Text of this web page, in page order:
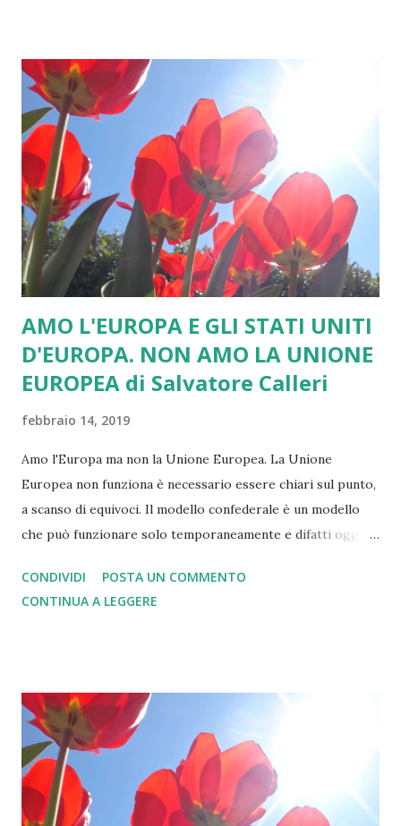
critica alla attuale Unione Europea Confederale alla quale
va contrapposta l'idea Federale degli Stati uniti d'Europa.
Terzo momento. E' il consueto appuntamento del Vertice
Antimafia giunto alla 26ma edizione che ha anche a Napoli
una tappa qualificante rivolta strategicamente al
Mediterraneo. Il luogo prescelto è la splendida ed
emozionale cornice della Fondazione Mediterraneo in via
Depretis 130.
AMO L'EUROPA E GLI STATI UNITI
D'EUROPA. NON AMO LA UNIONE
EUROPEA di Salvatore Calleri
febbraio 14, 2019
Amo l'Europa ma non la Unione Europea. La Unione
Europea non funziona è necessario essere chiari sul punto,
a scanso di equivoci. Il modello confederale è un modello
che può funzionare solo temporaneamente e difatti oggi
il risorgere dei nazionalismi che hanno ripreso a soffiare in
modo forte. Non sopporto quindi da europeista quale sono,
produce più benessere. Se le democrazie non producono
benessere i totalitarismi son dietro l'angolo. Questa è una
lezione che ci viene dalla storia. La Unione Europea oggi
non è difendibile. L'Europa dei nostri padri costituenti, di
Ventotene e di Churchill si. Ossia il modello federale di
CONDIVIDI
POSTA UN COMMENTO
CONTINUA A LEGGERE